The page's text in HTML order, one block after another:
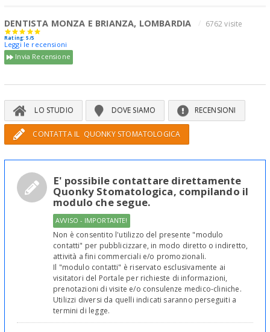
DENTISTA MONZA E BRIANZA, LOMBARDIA 6762 visite
Rating: 5/5
Leggi le recensioni
Invia Recensione
LO STUDIO DOVE SIAMO RECENSIONI
CONTATTA IL QUONKY STOMATOLOGICA
E' possibile contattare direttamente
Quonky Stomatologica, compilando il
modulo che segue.
AVVISO - IMPORTANTE!
Non è consentito l'utilizzo del presente "modulo
contatti" per pubblicizzare, in modo diretto o indiretto,
attività a fini commerciali e/o promozionali.
Il "modulo contatti" è riservato esclusivamente ai
visitatori del Portale per richieste di informazioni,
prenotazioni di visite e/o consulenze medico-cliniche.
Utilizzi diversi da quelli indicati saranno perseguiti a
termini di legge.